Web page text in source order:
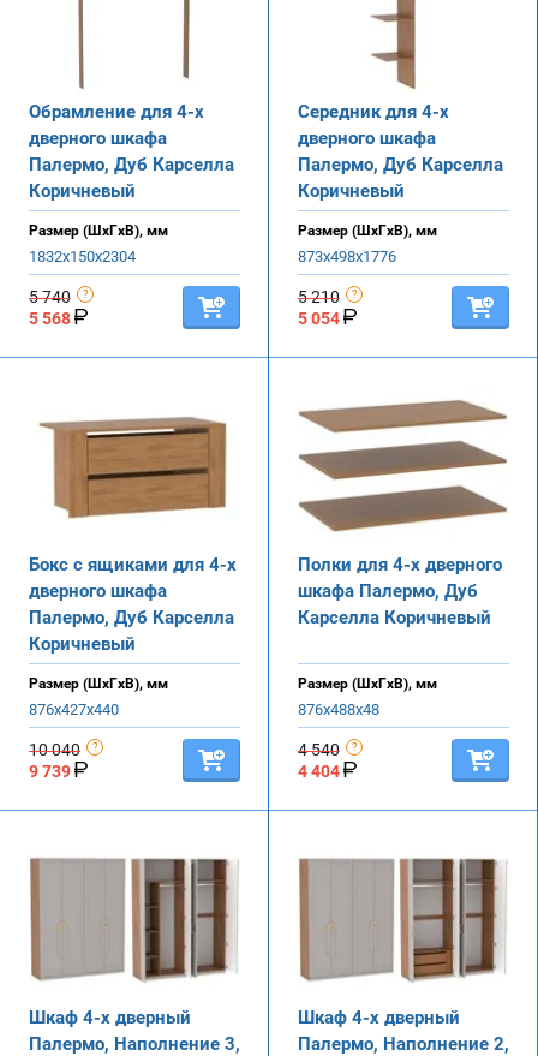
Обрамление для 4-х
дверного шкафа
Палермо, Дуб Карселла
Коричневый
Размер (ШхГхВ), мм
1832х150х2304
5 740
5 568
Середник для 4-х
дверного шкафа
Палермо, Дуб Карселла
Коричневый
Размер (ШхГхВ), мм
873х498х1776
5 210
5 054
Бокс с ящиками для 4-х
дверного шкафа
Палермо, Дуб Карселла
Коричневый
Размер (ШхГхВ), мм
876х427х440
10 040
9 739
Полки для 4-х дверного
шкафа Палермо, Дуб
Карселла Коричневый
Размер (ШхГхВ), мм
876х488х48
4 540
4 404
Шкаф 4-х дверный
Палермо, Наполнение 3,
Шкаф 4-х дверный
Палермо, Наполнение 2,